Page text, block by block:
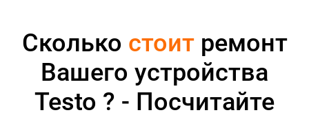
Сколько стоитремонт
Вашего устройства
Testo ? - Посчитайте